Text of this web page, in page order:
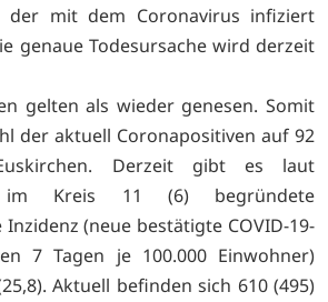
der mit dem Coronavirus infiziert
genaue Todesursache wird derzeit
gelten als wieder genesen. Somit
der aktuell Coronapositiven auf 92
Derzeit gibt es laut
im Kreis 11 (6) begründete
(neue bestätigte COVID-19-
7 Tagen je 100.000 Einwohner)
Aktuell befinden sich 610 (495)